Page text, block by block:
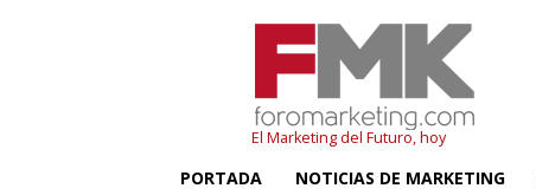
El Marketing del Futuro, hoy
PORTADA NOTICIAS DE MARKETING